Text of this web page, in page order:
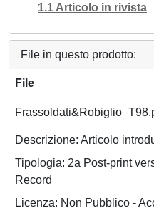
1.1 Articolo in rivista
File in questo prodotto:
File
Descrizione: Articolo
Tipologia: 2a Post-print
Record
Licenza: Non Pubblico -